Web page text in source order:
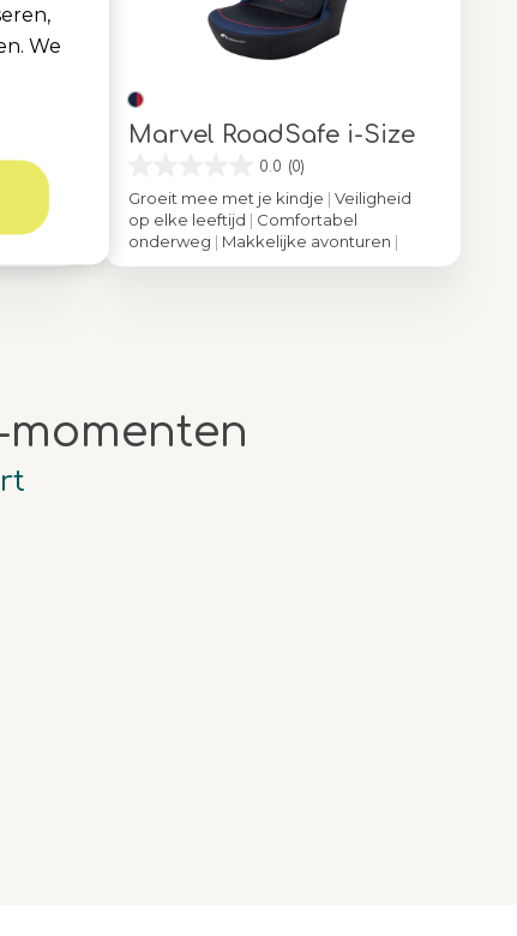
Marvel RoadSafe i-Size
0.0 (0)
Groeit mee met je kindje | Veiligheid
op elke leeftijd | Comfortabel
onderweg | Makkelijke avonturen |
Kleur Authentic Spiderman
We